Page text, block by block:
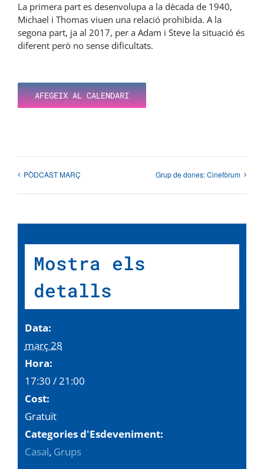
La primera part es desenvolupa a la dècada de 1940,
Michael i Thomas viuen una relació prohibida. A la
segona part, ja al 2017, per a Adam i Steve la situació és
diferent però no sense dificultats.
AFEGEIX AL CALENDARI
PÒDCAST MARÇ Grup de dones: Cinefòrum
Mostra els
detalls
Data:
març 28
Hora:
17:30 / 21:00
Cost:
Gratuït
Categories d'Esdeveniment:
Casal, Grups